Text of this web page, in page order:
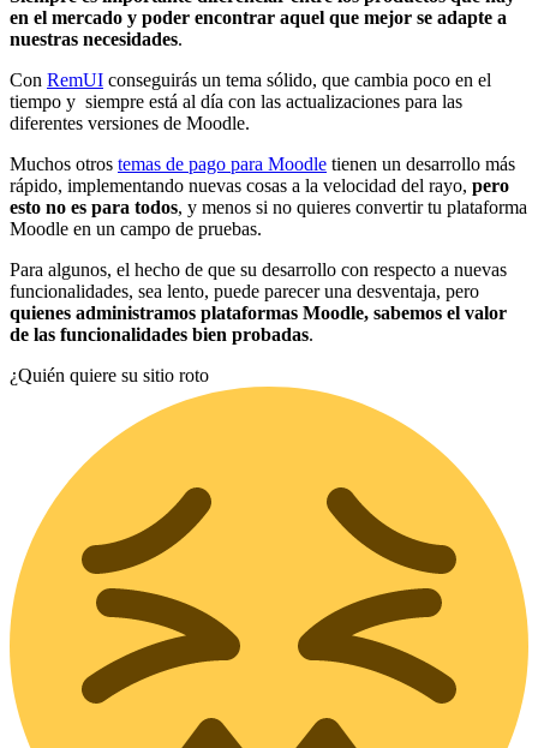
en el mercado y poder encontrar aquel que mejor se adapte a
nuestras necesidades.
Con RemUI conseguirás un tema sólido, que cambia poco en el
tiempo y siempre está al día con las actualizaciones para las
diferentes versiones de Moodle.
Muchos otros temas de pago para Moodle tienen un desarrollo más
rápido, implementando nuevas cosas a la velocidad del rayo, pero
esto no es para todos, y menos si no quieres convertir tu plataforma
Moodle en un campo de pruebas.
Para algunos, el hecho de que su desarrollo con respecto a nuevas
funcionalidades, sea lento, puede parecer una desventaja, pero
quienes administramos plataformas Moodle, sabemos el valor
de las funcionalidades bien probadas.
¿Quién quiere su sitio roto